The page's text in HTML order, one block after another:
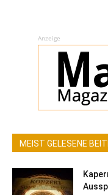
Anzeige
MEIST GELESENE